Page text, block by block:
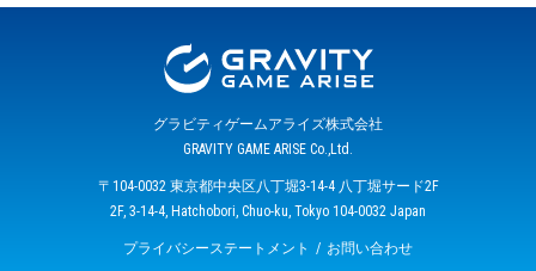
グラビティゲームアライズ株式会社
GRAVITY GAME ARISE Co.,Ltd.
〒104-0032 東京都中央区八丁堀3-14-4 八丁堀サード2F
2F, 3-14-4, Hatchobori, Chuo-ku, Tokyo 104-0032 Japan
プライバシーステートメント お問い合わせ